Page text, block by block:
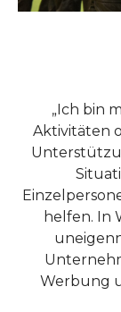
„Ich bin
Aktivitäten
helfen. In
Werbung